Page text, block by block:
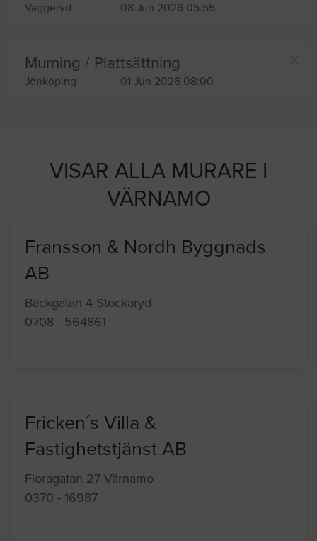
Vaggeryd 08 Jun 2026 05:55
Murning / Plattsättning
Jönköping 01 Jun 2026 08:00
VISAR ALLA MURARE I
VÄRNAMO
Fransson & Nordh Byggnads
AB
Bäckgatan 4 Stockaryd
0708 - 564861
Fricken´s Villa &
Fastighetstjänst AB
Floragatan 27 Värnamo
0370 - 16987